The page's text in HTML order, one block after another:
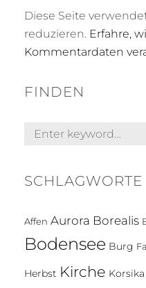
Diese Seite
reduzieren. Erfahre,
Kommentardaten
FINDEN
Search
SCHLAGWORTE
Affen Aurora Borealis
Bodensee Burg
Herbst Kirche Korsika